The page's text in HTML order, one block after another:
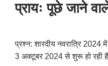
प्रायः पूछे जाने
प्रश्न: शारदीय नवरात्रि 2024
3 अक्टूबर 2024 से शुरू हो रही